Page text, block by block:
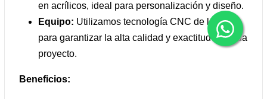
en acrílicos, ideal para personalización y diseño.
Equipo: Utilizamos tecnología CNC de láser
para garantizar la alta calidad y exactitud en cada
proyecto.
Beneficios: